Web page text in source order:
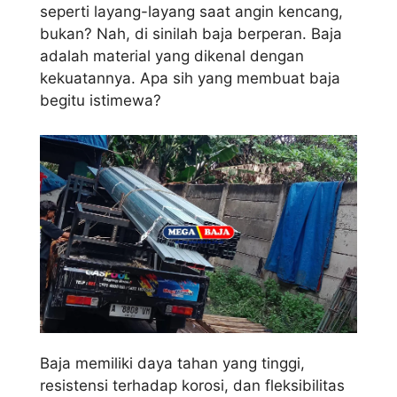
seperti layang-layang saat angin kencang,
bukan? Nah, di sinilah baja berperan. Baja
adalah material yang dikenal dengan
kekuatannya. Apa sih yang membuat baja
begitu istimewa?
Baja memiliki daya tahan yang tinggi,
resistensi terhadap korosi, dan fleksibilitas